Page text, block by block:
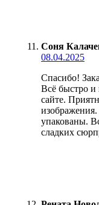
Соня
08.04.2025
Спасибо!
Всё быстро и
сайте.
упакованы.
сладких